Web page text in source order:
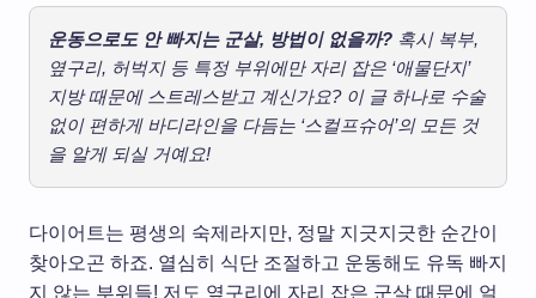
운동으로도 안 빠지는 군살, 방법이 없을까? 혹시 복부,
옆구리, 허벅지 등 특정 부위에만 자리 잡은 ‘애물단지’
지방 때문에 스트레스받고 계신가요? 이 글 하나로 수술
없이 편하게 바디라인을 다듬는 ‘스컬프슈어’의 모든 것
을 알게 되실 거예요!
다이어트는 평생의 숙제라지만, 정말 지긋지긋한 순간이
찾아오곤 하죠. 열심히 식단 조절하고 운동해도 유독 빠지
지 않는 부위들! 저도 옆구리에 자리 잡은 군살 때문에 얼